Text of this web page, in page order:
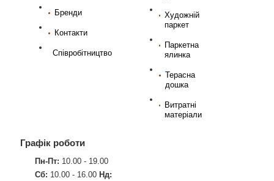
Бренди
Контакти
Співробітництво
Художній
паркет
Паркетна
ялинка
Терасна
дошка
Витратні
матеріали
Графік роботи
Пн-Пт: 10.00 - 19.00
Сб: 10.00 - 16.00 Нд: